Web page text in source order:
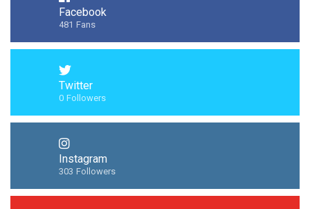
Facebook
481 Fans
Twitter
0 Followers
Instagram
303 Followers